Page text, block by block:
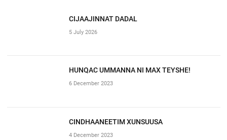
CIJAAJINNAT DADAL
5 July 2026
HUNQAC UMMANNA NI MAX TEYSHE!
6 December 2023
CINDHAANEETIM XUNSUUSA
4 December 2023